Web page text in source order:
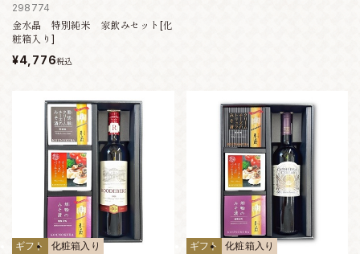
298774
金水晶 特別純米 家飲みセット[化
粧箱入り]
¥4,776税込
ギフト 化粧箱入り ギフト 化粧箱入り